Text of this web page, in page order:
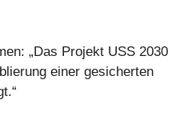
„Das Projekt USS 2030
einer gesicherten